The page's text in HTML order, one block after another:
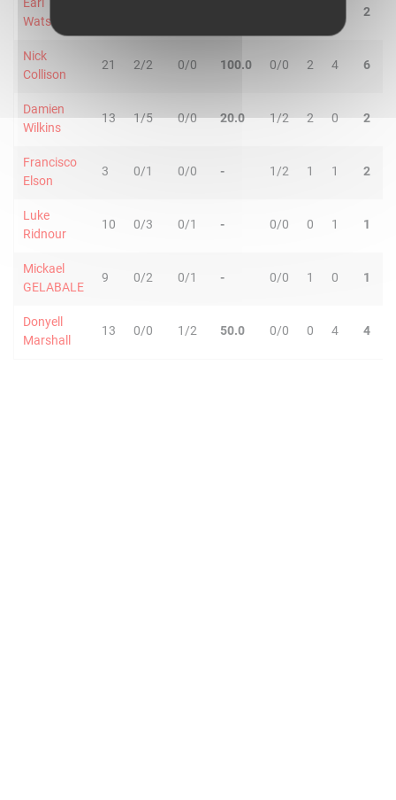
Watson
2
Nick
Collison
21 2/2 0/0 100.0 0/0 2 4 6
Damien
Wilkins
13 1/5 0/0 20.0 1/2 2 0 2
Francisco
Elson
3 0/1 0/0 - 1/2 1 1 2
Luke
Ridnour
10 0/3 0/1 - 0/0 0 1 1
Mickael
GELABALE
9 0/2 0/1 - 0/0 1 0 1
Donyell
Marshall
13 0/0 1/2 50.0 0/0 0 4 4